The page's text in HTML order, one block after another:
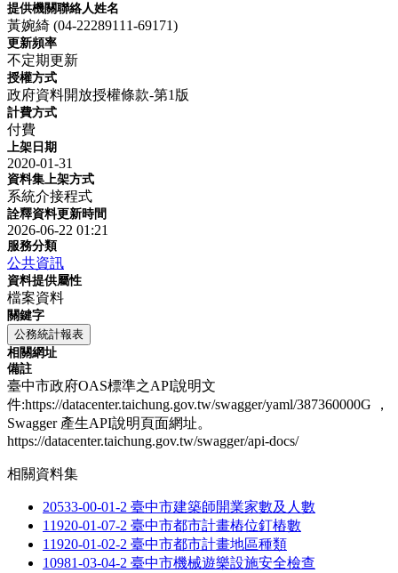
提供機關聯絡人姓名
黃婉綺 (04-22289111-69171)
更新頻率
不定期更新
授權方式
政府資料開放授權條款-第1版
計費方式
付費
上架日期
2020-01-31
資料集上架方式
系統介接程式
詮釋資料更新時間
2026-06-22 01:21
服務分類
公共資訊
資料提供屬性
檔案資料
關鍵字
公務統計報表
相關網址
備註
臺中市政府OAS標準之API說明文
件:https://datacenter.taichung.gov.tw/swagger/yaml/387360000G ，
Swagger 產生API說明頁面網址。
https://datacenter.taichung.gov.tw/swagger/api-docs/
相關資料集
20533-00-01-2 臺中市建築師開業家數及人數
11920-01-07-2 臺中市都市計畫樁位釘樁數
11920-01-02-2 臺中市都市計畫地區種類
10981-03-04-2 臺中市機械遊樂設施安全檢查